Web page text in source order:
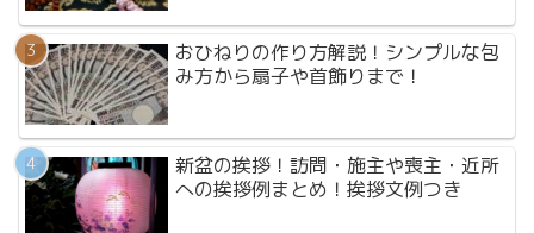
おひねりの作り方解説！シンプルな包
み方から扇子や首飾りまで！
新盆の挨拶！訪問・施主や喪主・近所
への挨拶例まとめ！挨拶文例つき